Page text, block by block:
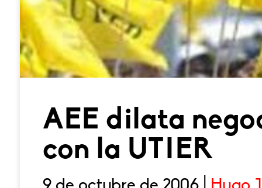
AEE dilata
con la UTIER